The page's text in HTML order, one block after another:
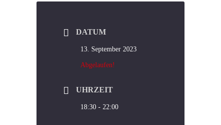
DATUM
13. September 2023
Abgelaufen!
UHRZEIT
18:30 - 22:00